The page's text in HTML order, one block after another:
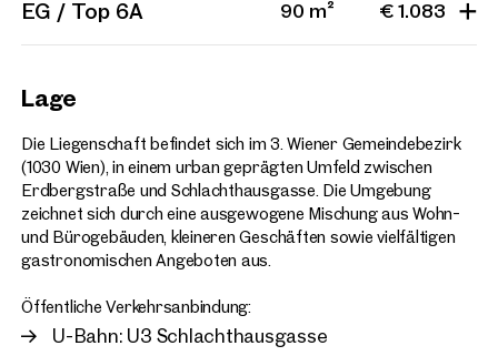
EG / Top 6A 90 m² € 1.083
Lage
Die Liegenschaft befindet sich im 3. Wiener Gemeindebezirk
(1030 Wien), in einem urban geprägten Umfeld zwischen
Erdbergstraße und Schlachthausgasse. Die Umgebung
zeichnet sich durch eine ausgewogene Mischung aus Wohn-
und Bürogebäuden, kleineren Geschäften sowie vielfältigen
gastronomischen Angeboten aus.
Öffentliche Verkehrsanbindung:
U-Bahn: U3 Schlachthausgasse
Weitere
Wien, 3. Landstraße
Geschäftsflächen im Post am Rochus
1 Einheit ab ca. 56 m² Verfügbar Ab sofort
Wien, 3.
Gastrofläche
2 Einheiten
Verfügbar Ab